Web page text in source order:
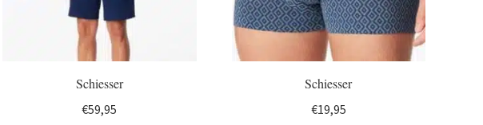
Schiesser
€59,95
Schiesser
€19,95